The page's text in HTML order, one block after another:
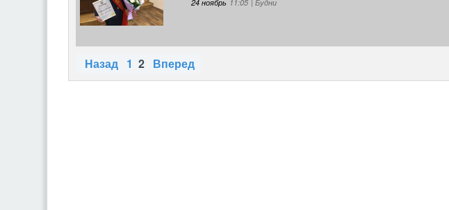
24 ноябрь 11:05 | Будни
Назад 1 2 Вперед